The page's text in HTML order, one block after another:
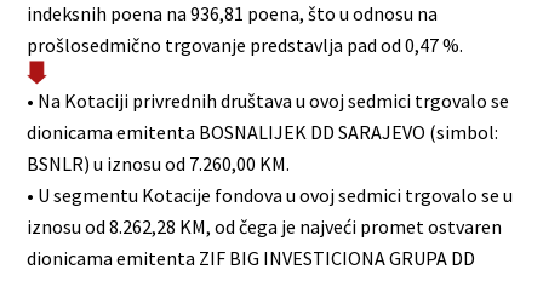
indeksnih poena na 936,81 poena, što u odnosu na
prošlosedmično trgovanje predstavlja pad od 0,47 %.
• Na Kotaciji privrednih društava u ovoj sedmici trgovalo se
dionicama emitenta BOSNALIJEK DD SARAJEVO (simbol:
BSNLR) u iznosu od 7.260,00 KM.
• U segmentu Kotacije fondova u ovoj sedmici trgovalo se u
iznosu od 8.262,28 KM, od čega je najveći promet ostvaren
dionicama emitenta ZIF BIG INVESTICIONA GRUPA DD